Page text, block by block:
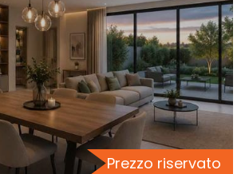
Prezzo riservato